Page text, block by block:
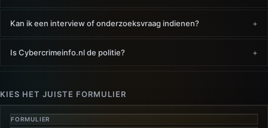
Kan ik een interview of onderzoeksvraag indienen?
Is Cybercrimeinfo.nl de politie?
KIES HET JUISTE FORMULIER
FORMULIER